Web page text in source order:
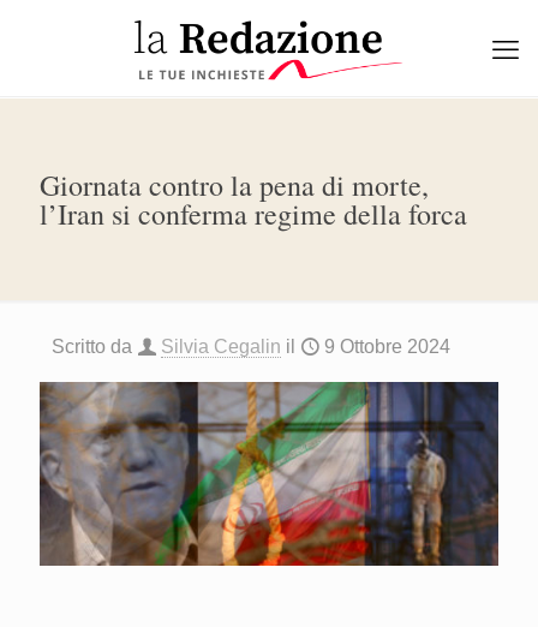
Giornata contro la pena di morte,
l’Iran si conferma regime della forca
Scritto da Silvia Cegalin il 9 Ottobre 2024